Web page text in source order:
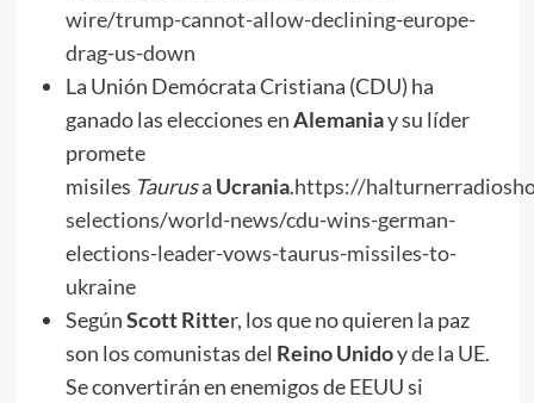
wire/trump-cannot-allow-declining-europe-
drag-us-down
La Unión Demócrata Cristiana (CDU) ha
ganado las elecciones enAlemaniay su líder
promete
misiles Taurusa Ucrania.https://
selections/world-news/cdu-wins-german-
elections-leader-vows-taurus-missiles-to-
ukraine
SegúnScott Ritter, los que no quieren la paz
son los comunistas del Reino Unidoy de la UE.
Se convertirán en enemigos de EEUU si